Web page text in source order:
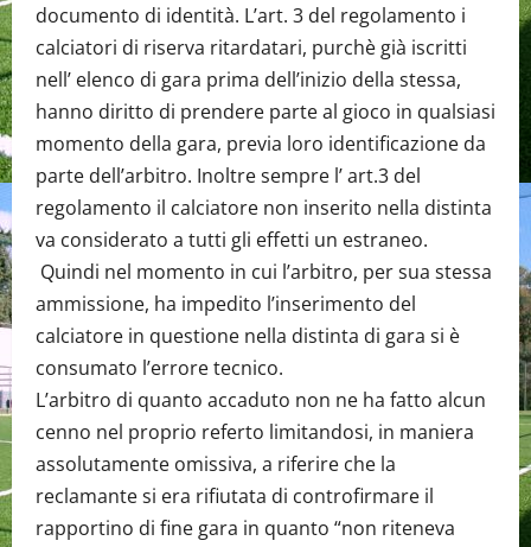
documento di identità. L’art. 3 del regolamento i
calciatori di riserva ritardatari, purchè già iscritti
nell’ elenco di gara prima dell’inizio della stessa,
hanno diritto di prendere parte al gioco in qualsiasi
momento della gara, previa loro identificazione da
parte dell’arbitro. Inoltre sempre l’ art.3 del
regolamento il calciatore non inserito nella distinta
va considerato a tutti gli effetti un estraneo.
Quindi nel momento in cui l’arbitro, per sua stessa
ammissione, ha impedito l’inserimento del
calciatore in questione nella distinta di gara si è
consumato l’errore tecnico.
L’arbitro di quanto accaduto non ne ha fatto alcun
cenno nel proprio referto limitandosi, in maniera
assolutamente omissiva, a riferire che la
reclamante si era rifiutata di controfirmare il
rapportino di fine gara in quanto “non riteneva